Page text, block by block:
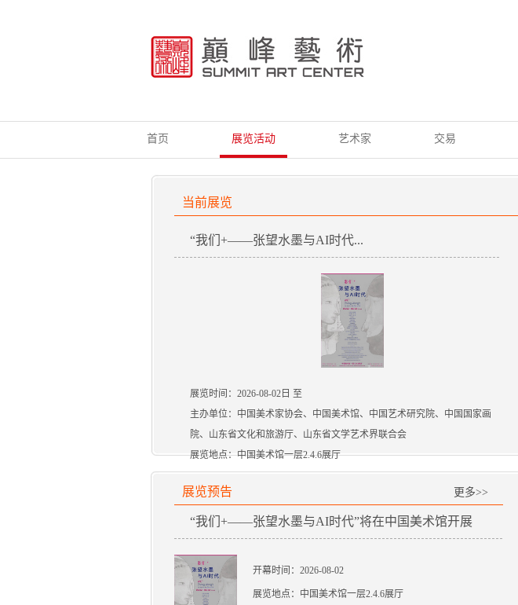
首页 展览活动 艺术家 交易
当前展览
“我们+——张望水墨与AI时代...
展览时间：2026-08-02日 至
主办单位：中国美术家协会、中国美术馆、中国艺术研究院、中国国家画
院、山东省文化和旅游厅、山东省文学艺术界联合会
展览地点：中国美术馆一层2.4.6展厅
展览预告 更多>>
“我们+——张望水墨与AI时代”将在中国美术馆开展
开幕时间：2026-08-02
展览地点：中国美术馆一层2.4.6展厅